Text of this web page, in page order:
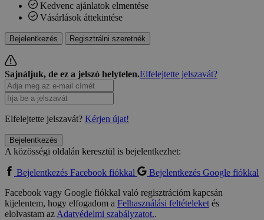
Kedvenc ajánlatok elmentése
Vásárlások áttekintése
Bejelentkezés Regisztrálni szeretnék
Sajnáljuk, de ez a jelszó helytelen.Elfelejtette jelszavát?
Elfelejtette jelszavát? Kérjen újat!
Bejelentkezés
A közösségi oldalán keresztül is bejelentkezhet:
Bejelentkezés Facebook fiókkal
Bejelentkezés Google fiókkal
Facebook vagy Google fiókkal való regisztrációm kapcsán
kijelentem, hogy elfogadom a Felhasználási feltételeketés
elolvastam azAdatvédelmi szabályzatot..